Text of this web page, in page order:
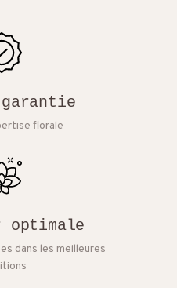
florale
optimale
dans les meilleures